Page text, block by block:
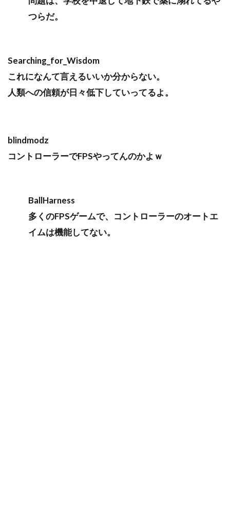
つらだ。
Searching_for_Wisdom
これになんて言えるいいか分からない。
人類への信頼が日々低下していってるよ。
blindmodz
コントローラーでFPSやってんのかよｗ
BallHarness
多くのFPSゲームで、コントローラーのオートエ
イムは機能してない。